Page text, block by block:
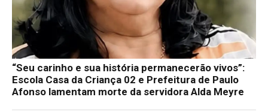
“Seu carinho e sua história permanecerão vivos”:
Escola Casa da Criança 02 e Prefeitura de Paulo
Afonso lamentam morte da servidora Alda Meyre